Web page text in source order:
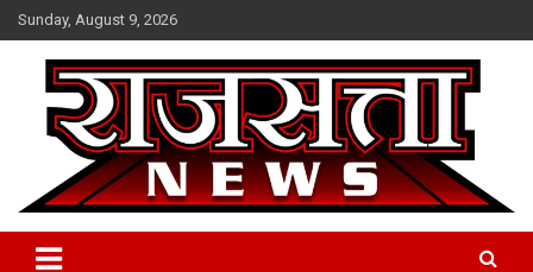
Skip
to
content
Sunday, August 9, 2026
Raj Satta News